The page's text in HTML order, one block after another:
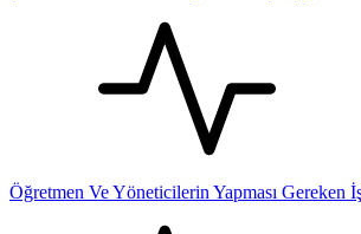
Öğretmen Ve Yöneticilerin Yapması Gereken